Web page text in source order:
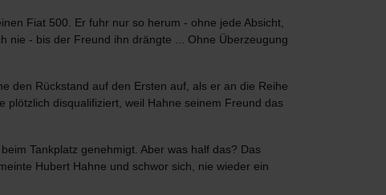
Fiat 500. Er fuhr nur so herum - ohne jede Absicht,
nie - bis der Freund ihn drängte ... Ohne Überzeugung
den Rückstand auf den Ersten auf, als er an die Reihe
disqualifiziert, weil Hahne seinem Freund das
Tankplatz genehmigt. Aber was half das? Das
meinte Hubert Hahne und schwor sich, nie wieder ein